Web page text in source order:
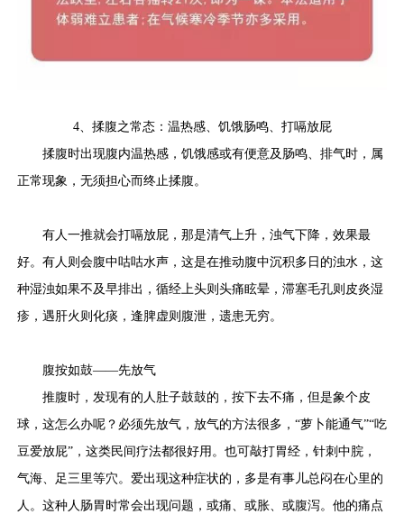
4、 揉腹之常态：温热感、饥饿肠鸣、打嗝放屁
揉腹时出现腹内温热感，饥饿感或有便意及肠鸣、排气时，属
正常现象，无须担心而终止揉腹。
有人一推就会打嗝放屁，那是清气上升，浊气下降，效果最
好。有人则会腹中咕咕水声，这是在推动腹中沉积多日的浊水，这
种湿浊如果不及早排出，循经上头则头痛眩晕，滞塞毛孔则皮炎湿
疹，遇肝火则化痰，逢脾虚则腹泄，遗患无穷。
腹按如鼓——先放气
推腹时，发现有的人肚子鼓鼓的，按下去不痛，但是象个皮
球，这怎么办呢？必须先放气，放气的方法很多，“萝卜能通气”“吃
豆爱放屁”，这类民间疗法都很好用。也可敲打胃经，针刺中脘，
气海、足三里等穴。爱出现这种症状的，多是有事儿总闷在心里的
人。这种人肠胃时常会出现问题，或痛、或胀、或腹泻。他的痛点